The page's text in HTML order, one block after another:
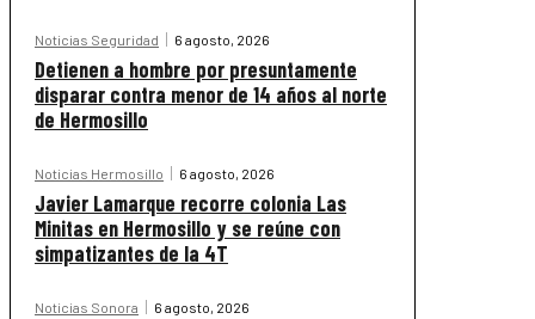
Noticias Seguridad 6 agosto, 2026
Detienen a hombre por presuntamente
disparar contra menor de 14 años al norte
de Hermosillo
Noticias Hermosillo 6 agosto, 2026
Javier Lamarque recorre colonia Las
Minitas en Hermosillo y se reúne con
simpatizantes de la 4T
Noticias Sonora 6 agosto, 2026